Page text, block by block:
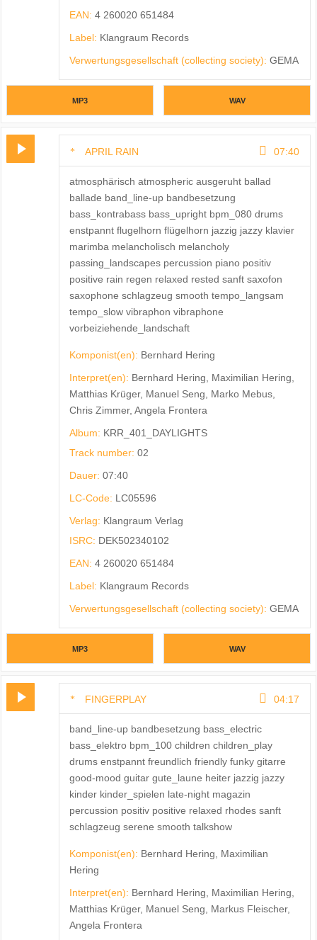
EAN: 4 260020 651484
Label: Klangraum Records
Verwertungsgesellschaft (collecting society): GEMA
MP3 WAV
APRIL RAIN 07:40
atmosphärisch atmospheric ausgeruht ballad
ballade band_line-up bandbesetzung
bass_kontrabass bass_upright bpm_080 drums
enstpannt flugelhorn flügelhorn jazzig jazzy klavier
marimba melancholisch melancholy
passing_landscapes percussion piano positiv
positive rain regen relaxed rested sanft saxofon
saxophone schlagzeug smooth tempo_langsam
tempo_slow vibraphon vibraphone
vorbeiziehende_landschaft
Komponist(en): Bernhard Hering
Interpret(en): Bernhard Hering, Maximilian Hering,
Matthias Krüger, Manuel Seng, Marko Mebus,
Chris Zimmer, Angela Frontera
Album: KRR_401_DAYLIGHTS
Track number: 02
Dauer: 07:40
LC-Code: LC05596
Verlag: Klangraum Verlag
ISRC: DEK502340102
EAN: 4 260020 651484
Label: Klangraum Records
Verwertungsgesellschaft (collecting society): GEMA
MP3 WAV
FINGERPLAY 04:17
band_line-up bandbesetzung bass_electric
bass_elektro bpm_100 children children_play
drums enstpannt freundlich friendly funky gitarre
good-mood guitar gute_laune heiter jazzig jazzy
kinder kinder_spielen late-night magazin
percussion positiv positive relaxed rhodes sanft
schlagzeug serene smooth talkshow
Komponist(en): Bernhard Hering, Maximilian
Hering
Interpret(en): Bernhard Hering, Maximilian Hering,
Matthias Krüger, Manuel Seng, Markus Fleischer,
Angela Frontera